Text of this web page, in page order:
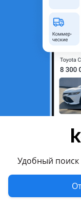
Удобный
Объем двигателя, л
Комментарий
предназначенный
малого бизнеса.
плотного
Основные